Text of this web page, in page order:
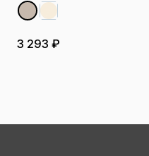
3 293 ₽